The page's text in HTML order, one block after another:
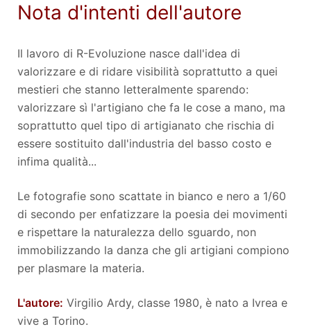
Nota d'intenti dell'autore
Il lavoro di R-Evoluzione nasce dall'idea di
valorizzare e di ridare visibilità soprattutto a quei
mestieri che stanno letteralmente sparendo:
valorizzare sì l'artigiano che fa le cose a mano, ma
soprattutto quel tipo di artigianato che rischia di
essere sostituito dall'industria del basso costo e
infima qualità...
Le fotografie sono scattate in bianco e nero a 1/60
di secondo per enfatizzare la poesia dei movimenti
e rispettare la naturalezza dello sguardo, non
immobilizzando la danza che gli artigiani compiono
per plasmare la materia.
L'autore: Virgilio Ardy, classe 1980, è nato a Ivrea e
vive a Torino.